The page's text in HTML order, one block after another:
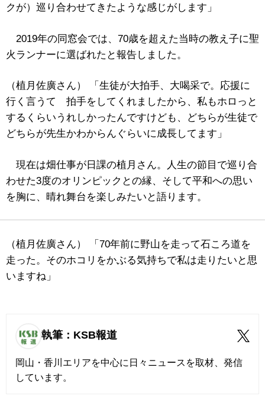
クが）巡り合わせてきたような感じがします」
2019年の同窓会では、70歳を超えた当時の教え子に聖
火ランナーに選ばれたと報告しました。
（植月佐廣さん） 「生徒が大拍手、大喝采で。応援に
行く言うて 拍手をしてくれましたから、私もホロっと
するくらいうれしかったんですけども、どちらが生徒で
どちらが先生かわからんぐらいに成長してます」
現在は畑仕事が日課の植月さん。人生の節目で巡り合
わせた3度のオリンピックとの縁、そして平和への思い
を胸に、晴れ舞台を楽しみたいと語ります。
（植月佐廣さん） 「70年前に野山を走って石ころ道を
走った。そのホコリをかぶる気持ちで私は走りたいと思
いますね」
執筆：KSB報道
岡山・香川エリアを中心に日々ニュースを取材、発信
しています。